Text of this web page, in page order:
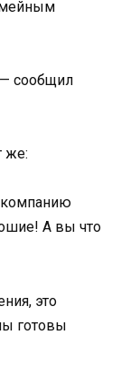
сообщил
же:
компанию
А вы что
это
готовы